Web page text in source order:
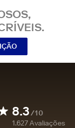
8.3/10
1.627Avaliações